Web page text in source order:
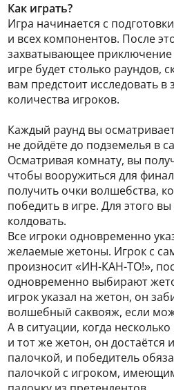
Как играть?
Игра начинается с
и всех компонентов. После
захватывающее
игре будет столько раундов,
вам предстоит исследовать в
количества игроков.
Каждый раунд вы
не дойдёте до подземелья в
Осматривая комнату, вы
чтобы вооружиться для
получить очки волшебства,
победить в игре. Для этого
колдовать.
Все игроки одновременно
желаемые жетоны. Игрок с
произносит «ИН-КАН-ТО!»,
одновременно выбирают
игрок указал на жетон, он
волшебный саквояж, если
А в ситуации, когда
и тот же жетон, он достаётся
палочкой, и победитель
палочкой с игроком,